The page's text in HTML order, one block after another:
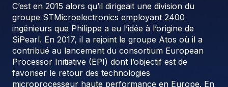
C’est en 2015 alors qu’il dirigeait une division du
groupe STMicroelectronics employant 2400
ingénieurs que Philippe a eu l’idée à l’origine de
SiPearl. En 2017, il a rejoint le groupe Atos où il a
contribué au lancement du consortium European
Processor Initiative (EPI) dont l’objectif est de
favoriser le retour des technologies
microprocesseur haute performance en Europe. En